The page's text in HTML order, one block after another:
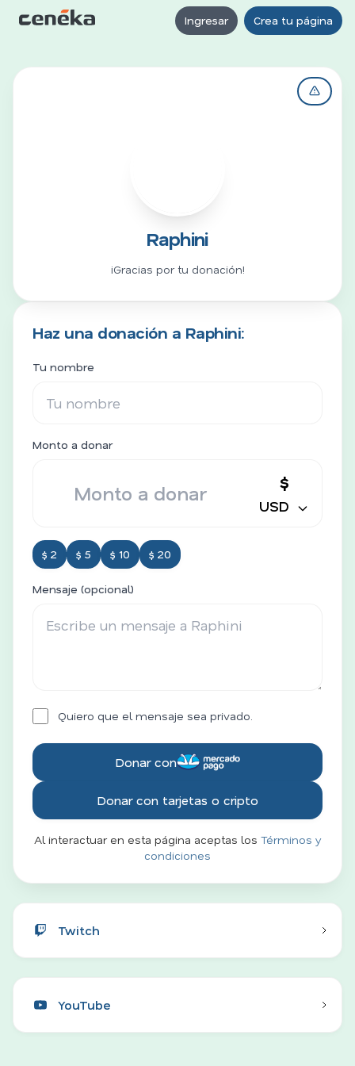
Ingresar Crea tu página
Raphini
¡Gracias por tu donación!
Haz una donación a Raphini:
Tu nombre
Monto a donar
$
USD
$ 2 $ 5 $ 10 $ 20
Mensaje (opcional)
Quiero que el mensaje sea privado.
Donar con
Donar con tarjetas o cripto
Al interactuar en esta página aceptas los Términos y
condiciones
Twitch
YouTube